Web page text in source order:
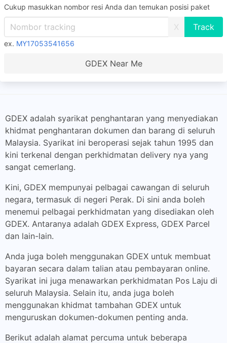
Cukup masukkan nombor resi Anda dan temukan posisi paket
X
ex. MY17053541656
GDEX Near Me
GDEX adalah syarikat penghantaran yang menyediakan
khidmat penghantaran dokumen dan barang di seluruh
Malaysia. Syarikat ini beroperasi sejak tahun 1995 dan
kini terkenal dengan perkhidmatan delivery nya yang
sangat cemerlang.
Kini, GDEX mempunyai pelbagai cawangan di seluruh
negara, termasuk di negeri Perak. Di sini anda boleh
menemui pelbagai perkhidmatan yang disediakan oleh
GDEX. Antaranya adalah GDEX Express, GDEX Parcel
dan lain-lain.
Anda juga boleh menggunakan GDEX untuk membuat
bayaran secara dalam talian atau pembayaran online.
Syarikat ini juga menawarkan perkhidmatan Pos Laju di
seluruh Malaysia. Selain itu, anda juga boleh
menggunakan khidmat tambahan GDEX untuk
menguruskan dokumen-dokumen penting anda.
Berikut adalah alamat percuma untuk beberapa